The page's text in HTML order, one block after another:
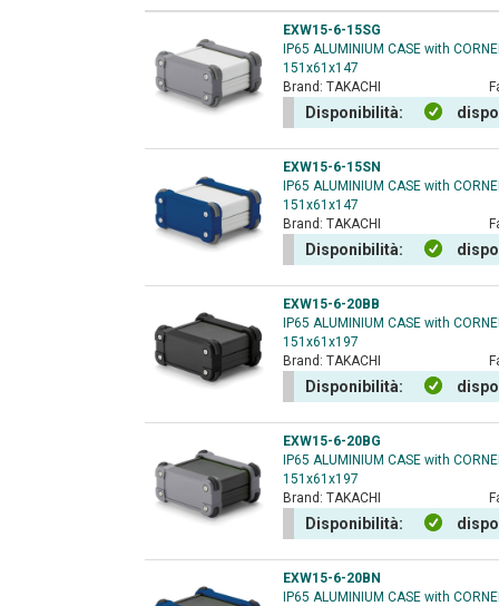
EXW15-6-15SG
IP65 ALUMINIUM CASE with
151x61x147
Brand: TAKACHI
Disponibilità:
EXW15-6-15SN
IP65 ALUMINIUM CASE with
151x61x147
Brand: TAKACHI
Disponibilità:
EXW15-6-20BB
IP65 ALUMINIUM CASE with
151x61x197
Brand: TAKACHI
Disponibilità:
EXW15-6-20BG
IP65 ALUMINIUM CASE with
151x61x197
Brand: TAKACHI
Disponibilità:
EXW15-6-20BN
IP65 ALUMINIUM CASE with